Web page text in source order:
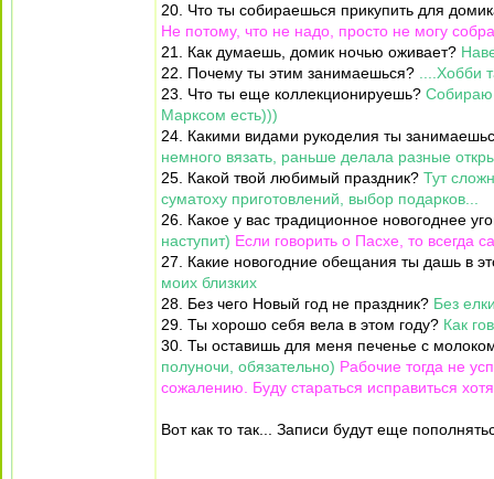
20. Что ты собираешься прикупить для
Не потому, что не надо, просто не могу
21. Как думаешь, домик ночью оживает?
22. Почему ты этим занимаешься?
....Хобби
23. Что ты еще коллекционируешь? Собираю
Марксом есть)))
24. Какими видами рукоделия ты
немного вязать, раньше делала разные
25. Какой твой любимый праздник? Тут
суматоху приготовлений, выбор подарков...
26. Какое у вас традиционное новогоднее
наступит) Если говорить о Пасхе, то всегда
27. Какие новогодние обещания ты дашь в
моих близких
28. Без чего Новый год не праздник? Без
29. Ты хорошо себя вела в этом году? Как
30. Ты оставишь для меня печенье с
полуночи, обязательно) Рабочие тогда не
сожалению. Буду стараться исправиться
Вот как то так... Записи будут еще